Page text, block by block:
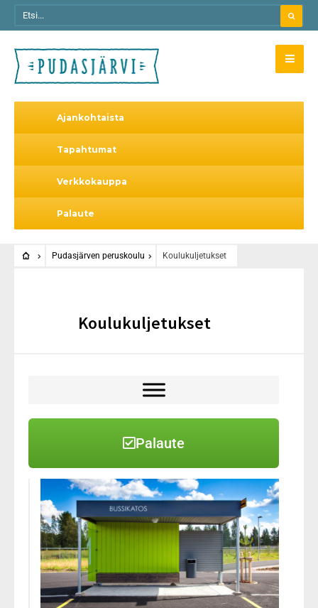
Ajankohtaista
Tapahtumat
Verkkokauppa
Palaute
Pudasjärven peruskoulu Koulukuljetukset
Koulukuljetukset
Palaute